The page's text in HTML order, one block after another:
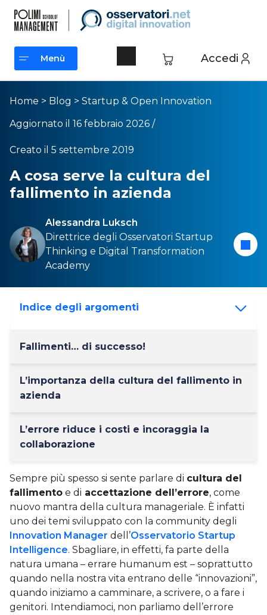
Accedi
Menù
Menù
Home > Blog > Startup & Open Innovation
Aggiornato il 16 febbraio 2026 /
Creato il 5 settembre 2019
A cosa serve la cultura del
fallimento in azienda
Alessandra Luksch
Direttrice degli Osservatori Startup
Thinking e Digital Transformation
Academy
Indice degli argomenti
Fallimenti… di successo!
L’importanza della cultura del fallimento in
azienda
L’errore riduce i costi e incoraggia la
collaborazione
Sempre più spesso si sente parlare di cultura del
fallimento e di accettazione dell’errore, come
nuovo mantra della cultura manageriale. È infatti
uno dei temi sviluppato con la community degli
Innovation Manager dell’Osservatorio Startup
Intelligence. Sbagliare, in effetti, fa parte della
natura umana – errare humanum est – soprattutto
quando nella nostra vita entrano delle “innovazioni”,
quando iniziamo a camminare, a scrivere, o a fare i
genitori. Intendiamoci, non parliamo dell’errore